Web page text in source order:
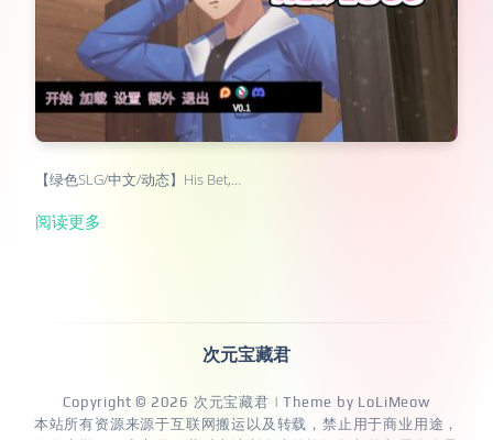
【绿色SLG/中文/动态】His Bet,…
阅读更多
次元宝藏君
Copyright © 2026 次元宝藏君 | Theme by LoLiMeow
本站所有资源来源于互联网搬运以及转载，禁止用于商业用途，